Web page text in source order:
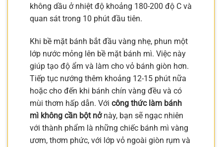
không dầu ở nhiệt độ khoảng 180-200 độ C và
quan sát trong 10 phút đầu tiên.
Khi bề mặt bánh bắt đầu vàng nhẹ, phun một
lớp nước mỏng lên bề mặt bánh mì. Việc này
giúp tạo độ ẩm và làm cho vỏ bánh giòn hơn.
Tiếp tục nướng thêm khoảng 12-15 phút nữa
hoặc cho đến khi bánh chín vàng đều và có
mùi thơm hấp dẫn. Với công thức làm bánh
mì không cần bột nởnày, bạn sẽ ngạc nhiên
với thành phẩm là những chiếc bánh mì vàng
ươm, thơm phức, với lớp vỏ ngoài giòn rụm và